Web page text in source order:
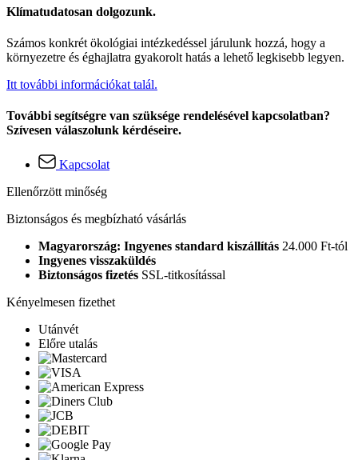
Klímatudatosan dolgozunk.
Számos konkrét ökológiai intézkedéssel járulunk hozzá, hogy a
környezetre és éghajlatra gyakorolt hatás a lehető legkisebb legyen.
Itt további információkat talál.
További segítségre van szüksége rendelésével kapcsolatban?
Szívesen válaszolunk kérdéseire.
Kapcsolat
Ellenőrzött minőség
Biztonságos és megbízható vásárlás
Magyarország: Ingyenes standard kiszállítás 24.000 Ft-tól
Ingyenes visszaküldés
Biztonságos fizetés SSL-titkosítással
Kényelmesen fizethet
Utánvét
Előre utalás